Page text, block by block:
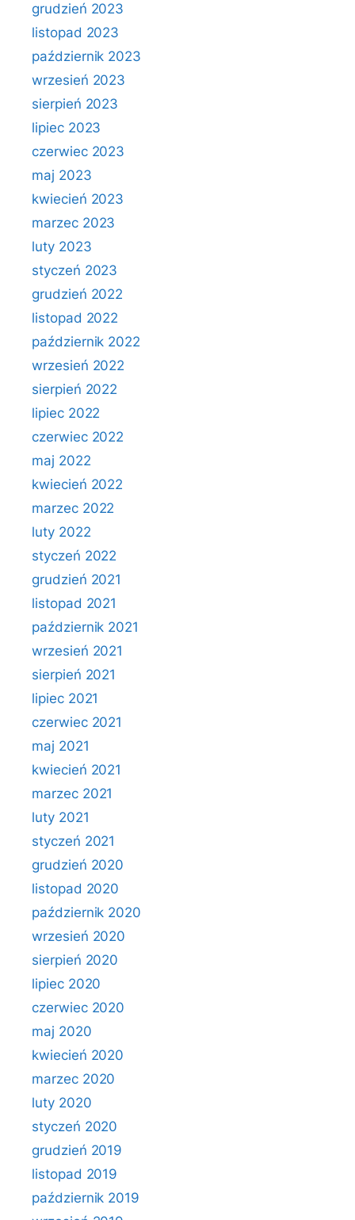
grudzień 2023
listopad 2023
październik 2023
wrzesień 2023
sierpień 2023
lipiec 2023
czerwiec 2023
maj 2023
kwiecień 2023
marzec 2023
luty 2023
styczeń 2023
grudzień 2022
listopad 2022
październik 2022
wrzesień 2022
sierpień 2022
lipiec 2022
czerwiec 2022
maj 2022
kwiecień 2022
marzec 2022
luty 2022
styczeń 2022
grudzień 2021
listopad 2021
październik 2021
wrzesień 2021
sierpień 2021
lipiec 2021
czerwiec 2021
maj 2021
kwiecień 2021
marzec 2021
luty 2021
styczeń 2021
grudzień 2020
listopad 2020
październik 2020
wrzesień 2020
sierpień 2020
lipiec 2020
czerwiec 2020
maj 2020
kwiecień 2020
marzec 2020
luty 2020
styczeń 2020
grudzień 2019
listopad 2019
październik 2019